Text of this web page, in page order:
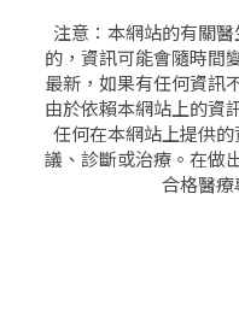
注意：本網站的有關
的，資訊可能會隨時間
最新，如果有任何資訊
由於依賴本網站上的資
任何在本網站上提供
議、診斷或治療。在做
合格醫療